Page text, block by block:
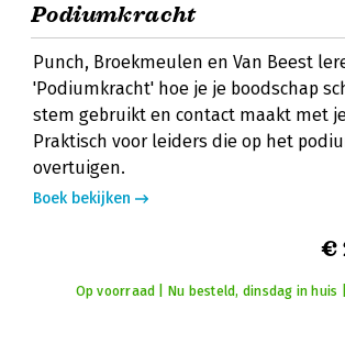
Podiumkracht
Punch, Broekmeulen en Van Beest
'Podiumkracht' hoe je je boodschap
stem gebruikt en contact maakt met
Praktisch voor leiders die op het
overtuigen.
Boek bekijken
€
Op voorraad | Nu besteld, dinsdag in huis